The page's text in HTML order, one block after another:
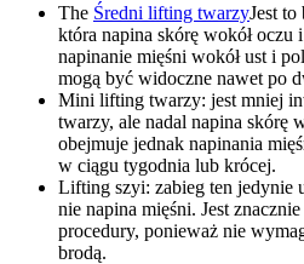
The Średni lifting twarzyJest to
która napina skórę wokół oczu
napinanie mięśni wokół ust i
mogą być widoczne nawet po
Mini lifting twarzy: jest mniej
twarzy, ale nadal napina skórę
obejmuje jednak napinania
w ciągu tygodnia lub krócej.
Lifting szyi: zabieg ten jedynie
nie napina mięśni. Jest
procedury, ponieważ nie
brodą.